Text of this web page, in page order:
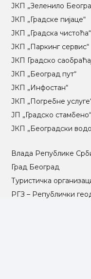
ЈКП „Зеленило
ЈКП „Градске пијаце“
ЈКП „Градска чистоћа“
ЈКП „Паркинг сервис“
ЈКП Градско
ЈКП „Београд пут“
ЈКП „Инфостан“
ЈКП „Погребне
ЈП „Градско стамбено“
ЈКП „Београдски
Влада Републике
Град Београд
Туристичка
РГЗ – Републички